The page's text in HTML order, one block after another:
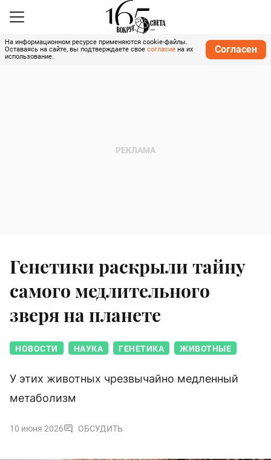
На информационном ресурсе применяются cookie-файлы.
Оставаясь на сайте, вы подтверждаете свое согласие на их
использование.
Согласен
Генетики раскрыли тайну
самого медлительного
зверя на планете
НОВОСТИ НАУКА ГЕНЕТИКА ЖИВОТНЫЕ
У этих животных чрезвычайно медленный
метаболизм
10 июня 2026 ОБСУДИТЬ